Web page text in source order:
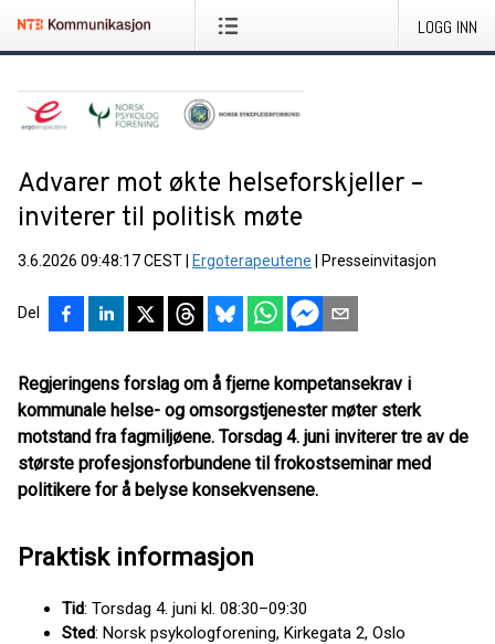
LOGG INN
Advarer mot økte helseforskjeller –
inviterer til politisk møte
3.6.2026 09:48:17 CEST Ergoterapeutene Presseinvitasjon
Del
Regjeringens forslag om å fjerne kompetansekrav i
kommunale helse- og omsorgstjenester møter sterk
motstand fra fagmiljøene. Torsdag 4. juni inviterer tre av de
største profesjonsforbundene til frokostseminar med
politikere for å belyse konsekvensene.
Praktisk informasjon
Tid: Torsdag 4. juni kl. 08:30–09:30
Sted: Norsk psykologforening, Kirkegata 2, Oslo